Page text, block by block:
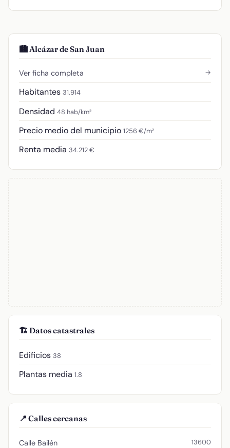
🏙️ Alcázar de San Juan
Ver ficha completa →
Habitantes 31.914
Densidad 48 hab/km²
Precio medio del municipio 1256 €/m²
Renta media 34.212 €
🏗️ Datos catastrales
Edificios 38
Plantas media 1.8
📍 Calles cercanas
Calle Bailén 13600